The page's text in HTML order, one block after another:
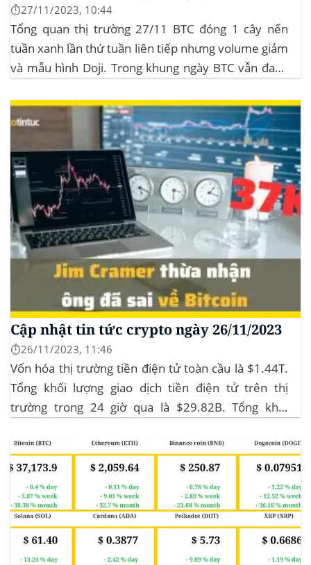
⏱️27/11/2023, 10:44
Tổng quan thị trường 27/11 BTC đóng 1 cây nến
tuần xanh lần thứ tuần liên tiếp nhưng volume giảm
và mẫu hình Doji. Trong khung ngày BTC vẫn đang
triệu đô Stablecoin bị rút khỏi các sàn giao dịch...
Cập nhật tin tức crypto ngày 26/11/2023
⏱️26/11/2023, 11:46
Vốn hóa thị trường tiền điện tử toàn cầu là $1.44T.
Tổng khối lượng giao dịch tiền điện tử trên thị
trường trong 24 giờ qua là $29.82B. Tổng khối
chiếm 11.77% tổng khối lượng giao dịch tiền điện tử
trong 24 giờ. Khối lượng giao dịch của...